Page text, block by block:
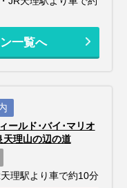
一覧へ
ールド･バイ･マリオ
天理山の辺の道
理駅より車で約10分